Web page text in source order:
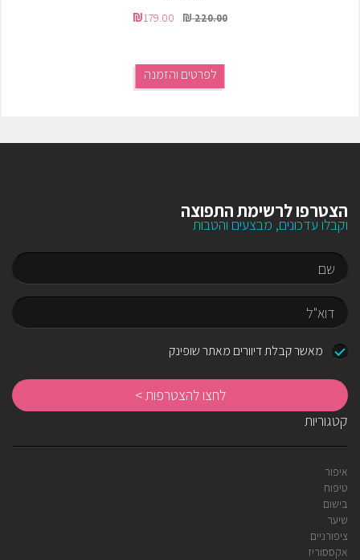
220.00
179.00
לפרטים והזמנה
הצטרפו לרשימת התפוצה
וקבלו עדכונים, מבצעים והטבות
שם
דוא"למאשר קבלת דיוורים מאתר שופינק
קטגוריות
איפור
טיפוח
בישום
שיער
ציפורניים
אקססוריז